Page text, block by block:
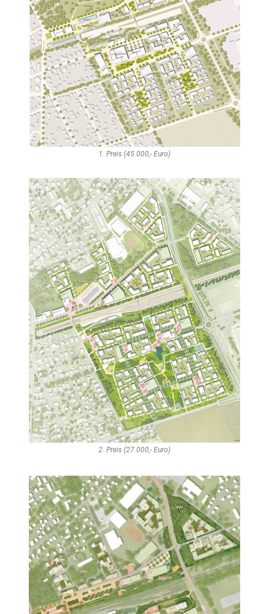
1. Preis (45.000,- Euro)
2. Preis (27.000,- Euro)